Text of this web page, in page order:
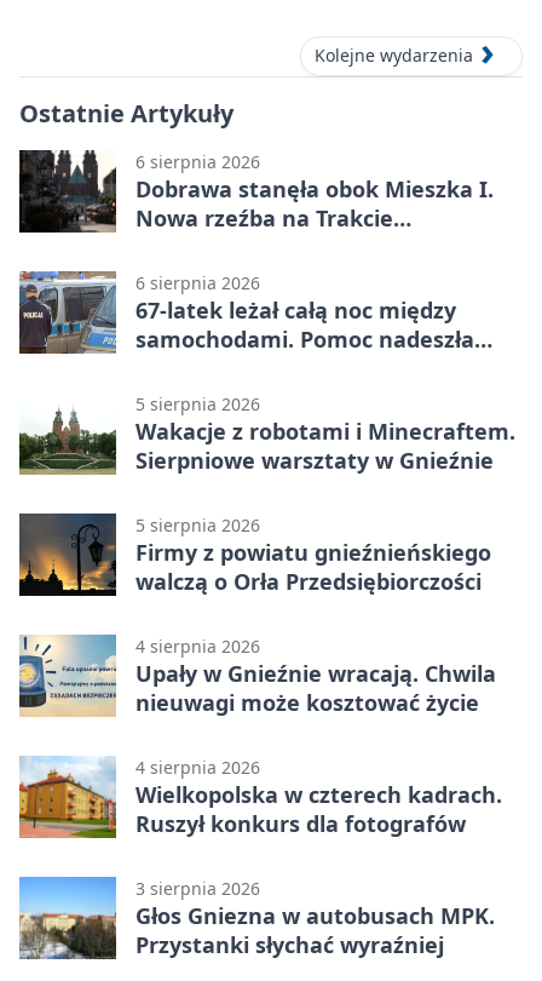
Kolejne wydarzenia
Ostatnie Artykuły
6 sierpnia 2026
Dobrawa stanęła obok Mieszka I.
Nowa rzeźba na Trakcie
6 sierpnia 2026
67-latek leżał całą noc między
samochodami. Pomoc nadeszła
5 sierpnia 2026
Wakacje z robotami i Minecraftem.
Sierpniowe warsztaty w Gnieźnie
5 sierpnia 2026
Firmy z powiatu gnieźnieńskiego
walczą o Orła Przedsiębiorczości
4 sierpnia 2026
Upały w Gnieźnie wracają. Chwila
nieuwagi może kosztować życie
4 sierpnia 2026
Wielkopolska w czterech kadrach.
Ruszył konkurs dla fotografów
3 sierpnia 2026
Głos Gniezna w autobusach MPK.
Przystanki słychać wyraźniej